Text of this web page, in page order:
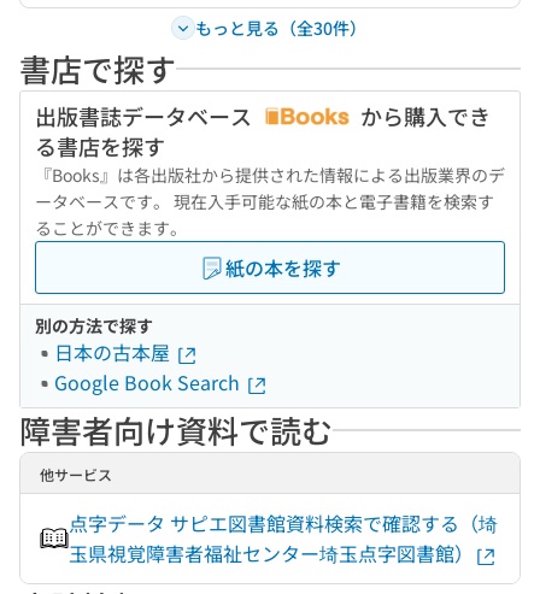
もっと見る（全30件）
書店で探す
出版書誌データベース
から購入でき
る書店を探す
『Books』は各出版社から提供された情報による出版業界のデ
ータベースです。 現在入手可能な紙の本と電子書籍を検索す
ることができます。
紙の本を探す
別の方法で探す
日本の古本屋
Google Book Search
障害者向け資料で読む
他サービス
点字データ サピエ図書館資料検索で確認する（埼
玉県視覚障害者福祉センター埼玉点字図書館）